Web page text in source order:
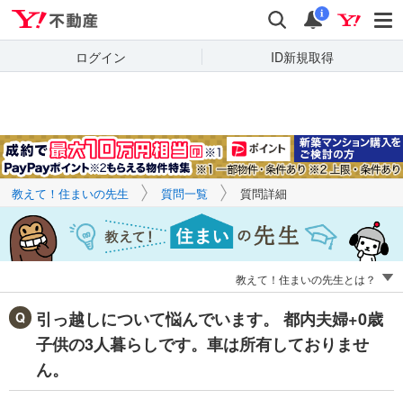
検索 通知
i
ログイン ID新規取得
キーワードで
質問を探す
教えて！住まいの先生 質問一覧 質問詳細
教えて！住まいの先生とは？
引っ越しについて悩んでいます。 都内夫婦+0歳
子供の3人暮らしです。車は所有しておりませ
ん。